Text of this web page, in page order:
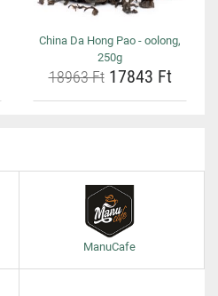
China Da Hong Pao - oolong,
250g
18963 Ft17843 Ft
ManuCafe